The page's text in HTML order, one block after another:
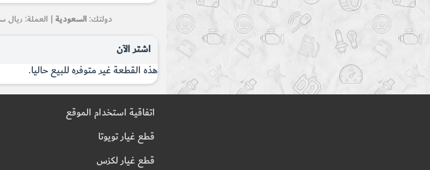
دولتك: السعودية| العملة:
اشتر الآن
هذه القطعة غير متوفره للبيع حاليا.
اتفاقية استخدام الموقع
قطع غيار تويوتا
قطع غيار لكزس